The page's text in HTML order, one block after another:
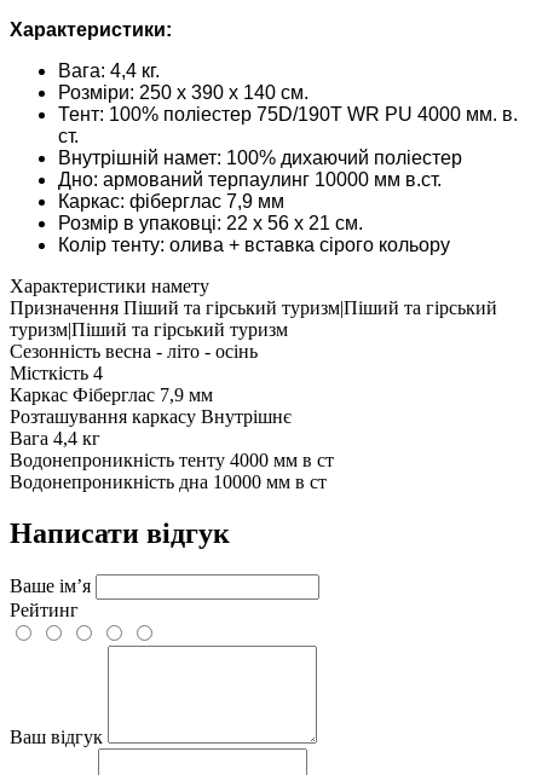
Характеристики:
Вага: 4,4 кг.
Розміри: 250 х 390 х 140 см.
Тент: 100% поліестер 75D/190T WR PU 4000 мм. в.
ст.
Внутрішній намет: 100% дихаючий поліестер
Дно: армований терпаулинг 10000 мм в.ст.
Каркас: фіберглас 7,9 мм
Розмір в упаковці: 22 x 56 x 21 см.
Колір тенту: олива + вставка сірого кольору
Характеристики намету
Призначення Піший та гірський туризм|Піший та гірський
туризм|Піший та гірський туризм
Сезонність весна - літо - осінь
Місткість 4
Каркас Фіберглас 7,9 мм
Розташування каркасу Внутрішнє
Вага 4,4 кг
Водонепроникність тенту 4000 мм в ст
Водонепроникність дна 10000 мм в ст
Написати відгук
Ваше ім’я
Рейтинг
Ваш відгук